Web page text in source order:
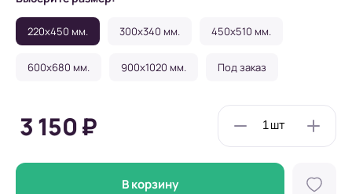
220x450 мм. 300x340 мм. 450x510 мм.
600x680 мм. 900x1020 мм. Под заказ
3 150 ₽
В корзину